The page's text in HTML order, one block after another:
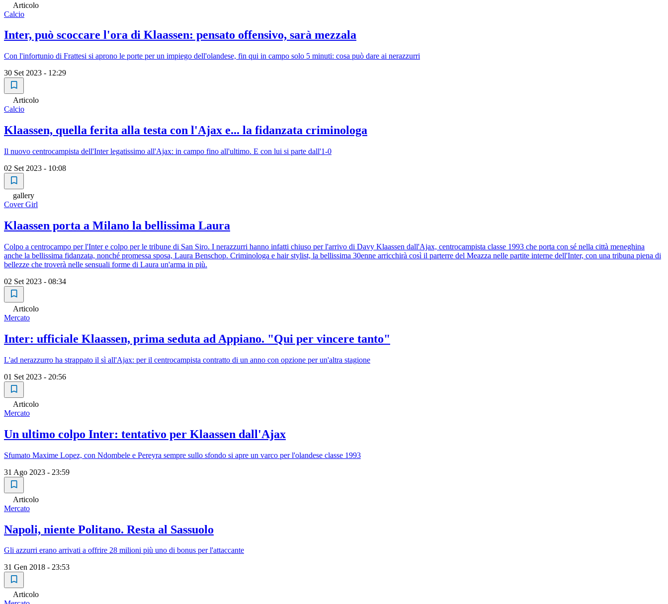
Articolo
Calcio
Inter, può scoccare l'ora di Klaassen: pensato offensivo, sarà mezzala
Con l'infortunio di Frattesi si aprono le porte per un impiego dell'olandese, fin qui in campo solo 5 minuti: cosa può dare ai nerazzurri
30 Set 2023 - 12:29
Articolo
Calcio
Klaassen, quella ferita alla testa con l'Ajax e... la fidanzata criminologa
Il nuovo centrocampista dell'Inter legatissimo all'Ajax: in campo fino all'ultimo. E con lui si parte dall'1-0
02 Set 2023 - 10:08
gallery
Cover Girl
Klaassen porta a Milano la bellissima Laura
Colpo a centrocampo per l'Inter e colpo per le tribune di San Siro. I nerazzurri hanno infatti chiuso per l'arrivo di Davy Klaassen dall'Ajax, centrocampista classe 1993 che porta con sé nella città meneghina
anche la bellissima fidanzata, nonché promessa sposa, Laura Benschop. Criminologa e hair stylist, la bellissima 30enne arricchirà così il parterre del Meazza nelle partite interne dell'Inter, con una tribuna piena di
bellezze che troverà nelle sensuali forme di Laura un'arma in più.
02 Set 2023 - 08:34
Articolo
Mercato
Inter: ufficiale Klaassen, prima seduta ad Appiano. "Qui per vincere tanto"
L'ad nerazzurro ha strappato il sì all'Ajax: per il centrocampista contratto di un anno con opzione per un'altra stagione
01 Set 2023 - 20:56
Articolo
Mercato
Un ultimo colpo Inter: tentativo per Klaassen dall'Ajax
Sfumato Maxime Lopez, con Ndombele e Pereyra sempre sullo sfondo si apre un varco per l'olandese classe 1993
31 Ago 2023 - 23:59
Articolo
Mercato
Napoli, niente Politano. Resta al Sassuolo
Gli azzurri erano arrivati a offrire 28 milioni più uno di bonus per l'attaccante
31 Gen 2018 - 23:53
Articolo